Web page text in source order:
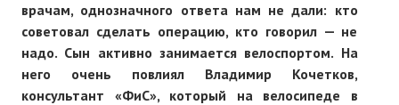
врачам, однозначного ответа нам не дали: кто
советовал сделать операцию, кто говорил — не
надо. Сын активно занимается велоспортом. На
него очень повлиял Владимир Кочетков,
консультант «ФиС», который на велосипеде в